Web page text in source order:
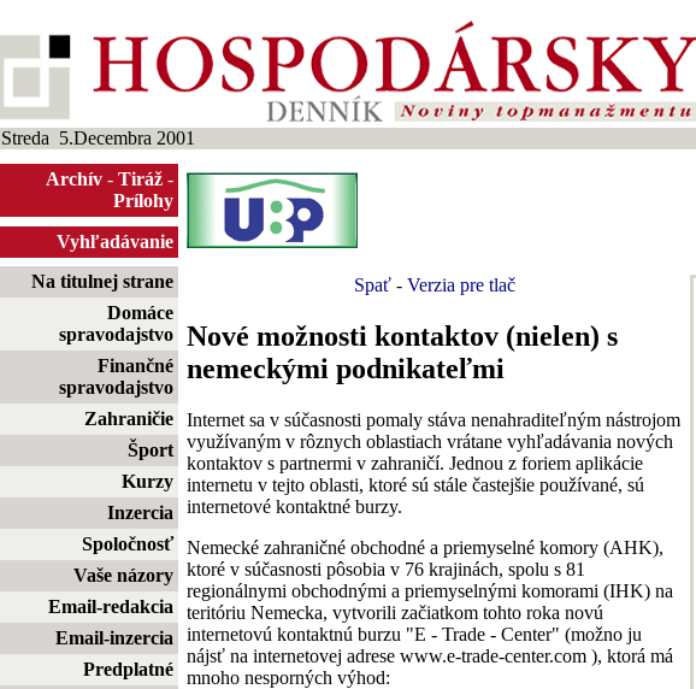
Streda 5.Decembra 2001
Archív - Tiráž -
Prílohy
Vyhľadávanie
Na titulnej strane
Domáce
spravodajstvo
Finančné
spravodajstvo
Zahraničie
Šport
Kurzy
Inzercia
Spoločnosť
Vaše názory
Email-redakcia
Email-inzercia
Predplatné
Spať- Verzia pre tlač
Nové možnosti kontaktov (nielen) s
nemeckými podnikateľmi
Internet sa v súčasnosti pomaly stáva nenahraditeľným nástrojom
využívaným v rôznych oblastiach vrátane vyhľadávania nových
kontaktov s partnermi v zahraničí. Jednou z foriem aplikácie
internetu v tejto oblasti, ktoré sú stále častejšie používané, sú
internetové kontaktné burzy.
Nemecké zahraničné obchodné a priemyselné komory (AHK),
ktoré v súčasnosti pôsobia v 76 krajinách, spolu s 81
regionálnymi obchodnými a priemyselnými komorami (IHK) na
teritóriu Nemecka, vytvorili začiatkom tohto roka novú
internetovú kontaktnú burzu "E - Trade - Center" (možno ju
nájsť na internetovej adrese www.e-trade-center.com ), ktorá má
mnoho nesporných výhod: